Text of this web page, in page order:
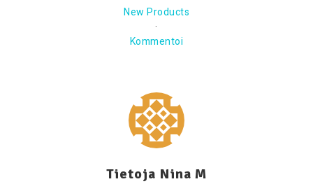
New Products
·
Kommentoi
Tietoja Nina M